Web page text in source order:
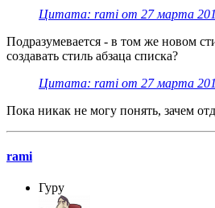
Цитата: rami от 27 марта
Подразумевается - в том же новом
создавать стиль абзаца списка?
Цитата: rami от 27 марта
Пока никак не могу понять, зачем
rami
Гуру